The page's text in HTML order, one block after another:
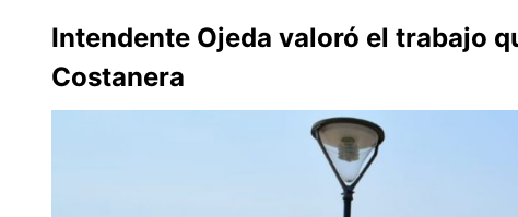
Intendente Ojeda valoró el trabajo
Costanera